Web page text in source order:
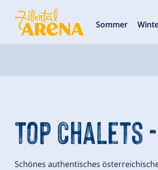
Top Chalets
Schönes authentisches
Sommer